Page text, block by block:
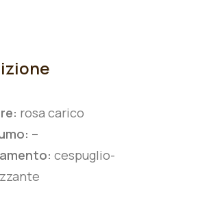
rosa carico
–
cespuglio-